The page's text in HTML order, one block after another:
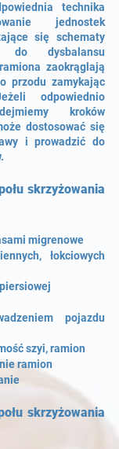
technika
jednostek
się schematy
do dysbalansu
zaokrąglają
przodu zamykając
odpowiednio
kroków
dostosować się
i prowadzić do
skrzyżowania
migrenowe
łokciowych
pojazdu
szyi, ramion
ramion
skrzyżowania